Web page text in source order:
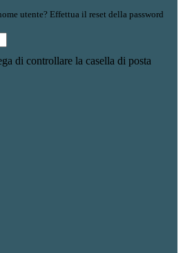
utente? Effettua il reset della password
di controllare la casella di posta